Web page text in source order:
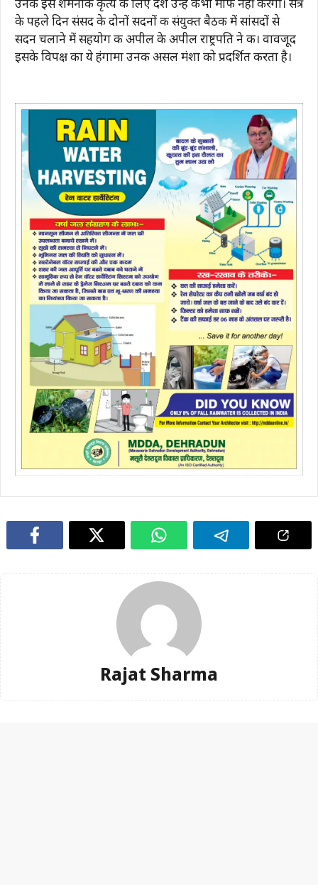
उनके इस शर्मनाक कृत्य के लिए देश उन्हें कभी माफ नहीं करेगा। सत्र
के पहले दिन संसद के दोनों सदनों की संयुक्त बैठक में सांसदों से
सदन चलाने में सहयोग की अपील के अपील राष्ट्रपति ने की। वावजूद
इसके विपक्ष का ये हंगामा उनकी असल मंशा को प्रदर्शित करता है।
Rajat Sharma